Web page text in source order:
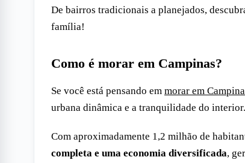
De bairros tradicionais a planejados,
família!
Como é morar em Campinas?
Se você está pensando em morar em
urbana dinâmica e a tranquilidade do interior.
Com aproximadamente 1,2 milhão de
completa e uma economia diversificada,